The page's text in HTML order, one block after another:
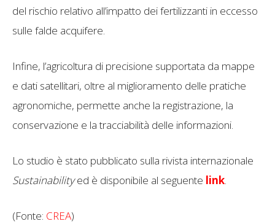
del rischio relativo all’impatto dei fertilizzanti in eccesso
sulle falde acquifere.
Infine, l’agricoltura di precisione supportata da mappe
e dati satellitari, oltre al miglioramento delle pratiche
agronomiche, permette anche la registrazione, la
conservazione e la tracciabilità delle informazioni.
Lo studio è stato pubblicato sulla rivista internazionale
Sustainabilityed è disponibile al seguente link.
(Fonte: CREA)